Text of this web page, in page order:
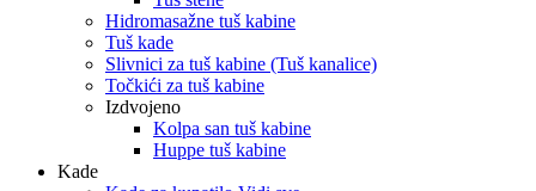
Hidromasažne tuš kabine
Tuš kade
Slivnici za tuš kabine (Tuš kanalice)
Točkići za tuš kabine
Izdvojeno
Kolpa san tuš kabine
Huppe tuš kabine
Kade